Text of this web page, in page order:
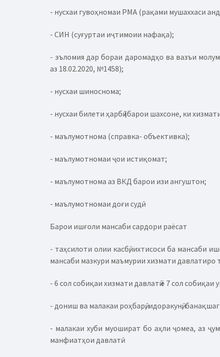
- нусхаи гувоҳномаи РМА (рақами мушаххаси
- СИН (суғуртаи иҷтимоии нафақа);
- эъломия дар бораи даромадҳо ва вазъи
аз 18.02.2020, №1458);
- нусхаи шиноснома;
- нусхаи билети ҳарбӣ (барои шахсоне, ки
- маълумотнома (справка- объективка);
- маълумотномаи ҷои истиқомат;
- маълумотнома аз ВКД барои изи ангуштон;
- маълумотномаи доғи судӣ.
Барои ишғоли мансаби сардори раёсат
- таҳсилоти олии касбӣ, ихтисоси ба мансаби
мансаби мазкури маъмурии хизмати давлатиро
- 6 сол собиқаи хизмати давлатӣ ё 7 сол собиқаи
- дониш ва малакаи роҳбарӣ, идоракунӣ,
- малакаи хуби муошират бо аҳли ҷомеа, аз
манфиатҳои давлатӣ.